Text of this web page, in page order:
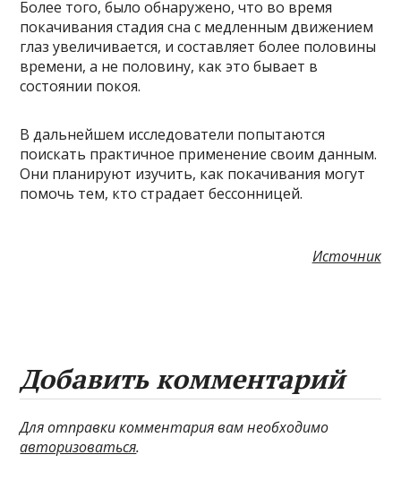
Более того, было обнаружено, что во время
покачивания стадия сна с медленным движением
глаз увеличивается, и составляет более половины
времени, а не половину, как это бывает в
состоянии покоя.
В дальнейшем исследователи попытаются
поискать практичное применение своим данным.
Они планируют изучить, как покачивания могут
помочь тем, кто страдает бессонницей.
Источник
Добавить комментарий
Для отправки комментария вам необходимо
авторизоваться.